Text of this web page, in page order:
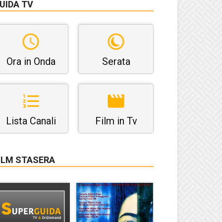
TV
Ora in Onda Serata
Lista Canali Film in Tv
STASERA